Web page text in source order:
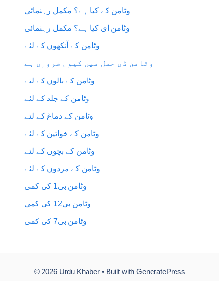
وٹامن کے کیا ہے؟ مکمل رہنمائی
وٹامن ای کیا ہے؟ مکمل رہنمائی
وٹامن کے آنکھوں کے لئے
وٹامن ڈی حمل میں کیوں ضروری ہے
وٹامن کے بالوں کے لئے
وٹامن کے جلد کے لئے
وٹامن کے دماغ کے لئے
وٹامن کے خواتین کے لئے
وٹامن کے بچوں کے لئے
وٹامن کے مردوں کے لئے
وٹامن بی1 کی کمی
وٹامن بی12 کی کمی
وٹامن بی7 کی کمی
© 2026 Urdu Khaber• Built with GeneratePress